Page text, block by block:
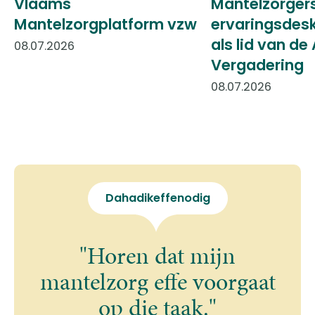
Vlaams
Mantelzorgplatform vzw
08.07.2026
als lid van de
Vergadering
08.07.2026
Dahadikeffenodig
"Horen dat mijn
mantelzorg effe voorgaat
op die taak."